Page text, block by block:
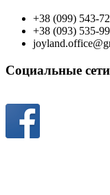
+38 (099) 543-
+38 (093) 535-
Социальные сети